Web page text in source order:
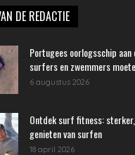
DE REDACTIE
Portugees oorlogsschip
surfers en zwemmers
6 augustus 2026
Ontdek surf fitness:
genieten van surfen
18 april 2026